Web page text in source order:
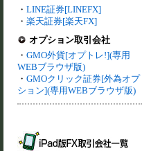
・ LINE証券[LINEFX]
・ 楽天証券[楽天FX]
オプション取引会社
・ GMO外貨[オプトレ!](専用
WEBブラウザ版)
・ GMOクリック証券[外為オプ
ション](専用WEBブラウザ版)